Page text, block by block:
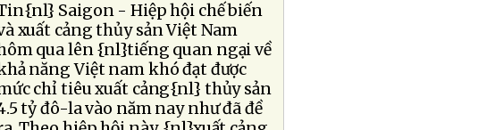
Saigon - Hiệp hội chế biến
xuất cảng thủy sản Việt Nam
qua lên {nl}tiếng quan ngại về
năng Việt nam khó đạt được
chỉ tiêu xuất cảng{nl} thủy sản
tỷ đô-la vào năm nay như đã đề